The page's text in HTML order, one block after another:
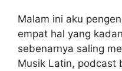
Malam ini aku
empat hal yang
sebenarnya saling
Musik Latin, podcast